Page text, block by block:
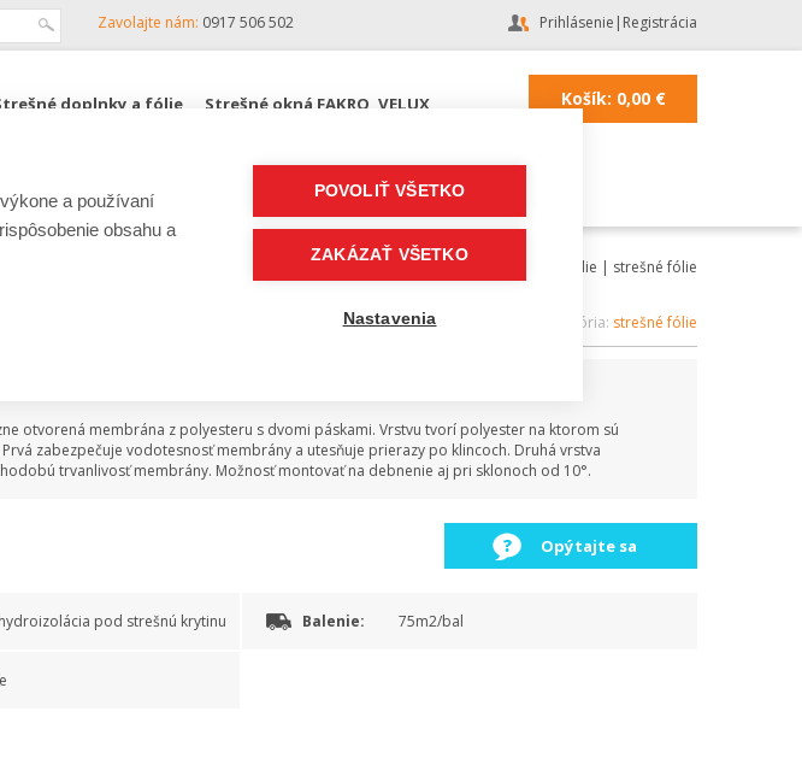
Zavolajte nám: 0917 506 502 Prihlásenie | Registrácia
Košík: 0,00€
doplnky a fólie Strešné okná FAKRO, VELUX
Lacná strecha| Strešné doplnky a fólie | strešné fólie
EUROSYSTEM FASSADE Kategória: strešné fólie
otvorená membrána z polyesteru s dvomi páskami. Vrstvu tvorí polyester na ktorom sú
zabezpečuje vodotesnosť membrány a utesňuje prierazy po klincoch. Druhá vrstva
trvanlivosť membrány. Možnosť montovať na debnenie aj pri sklonoch od 10°.
Opýtajte sa
pod strešnú krytinu Balenie: 75m2/bal
a používaní
obsahu a
POVOLIŤ VŠETKO
ZAKÁZAŤ VŠETKO
Nastavenia